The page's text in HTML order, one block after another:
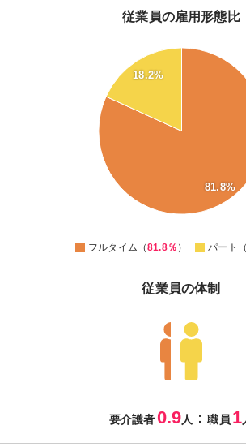
従業員の雇用形態比
81.8%
18.2%
フルタイム（81.8％ ） パート（
従業員の体制
要介護者0.9人 ：職員 1